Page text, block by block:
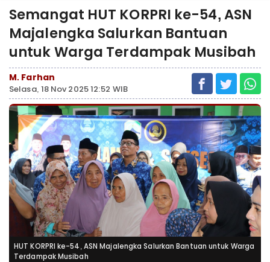
Semangat HUT KORPRI ke-54, ASN
Majalengka Salurkan Bantuan
untuk Warga Terdampak Musibah
M. Farhan
Selasa, 18 Nov 2025 12:52 WIB
HUT KORPRI ke-54, ASN Majalengka Salurkan Bantuan untuk Warga
Terdampak Musibah